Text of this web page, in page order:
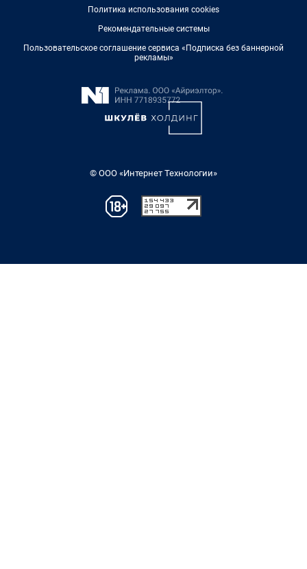
Политика использования cookies
Рекомендательные системы
Пользовательское соглашение сервиса «Подписка без баннерной
рекламы»
© ООО «Интернет Технологии»